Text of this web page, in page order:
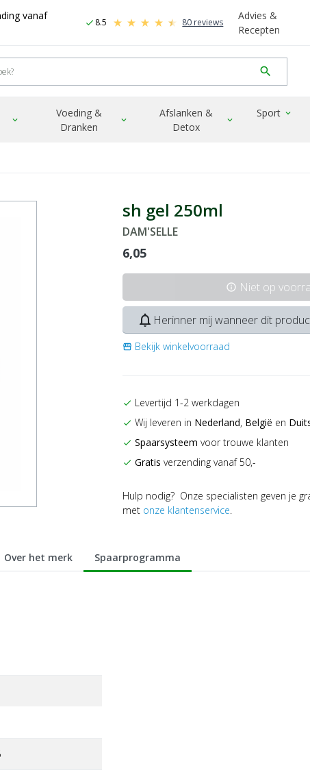
vanaf
check 8.5 80 reviews
Advies &
Recepten
search
expand_more
Voeding &
Dranken
expand_more
Afslanken &
Detox
expand_more
Sport expand_more
sh gel 250ml
DAM'SELLE
6,05
info Niet op
notifications_none Herinner mij wanneer dit
storefront Bekijk winkelvoorraad
check Levertijd 1-2 werkdagen
check Wij leveren in Nederland, België en
check Spaarsysteem voor trouwe klanten
check Gratis verzending vanaf 50,-
Hulp nodig? Onze specialisten geven je
met onze klantenservice.
Over het merk Spaarprogramma